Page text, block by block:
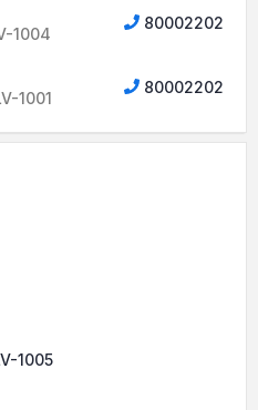
1004
80002202
1001
80002202
1005